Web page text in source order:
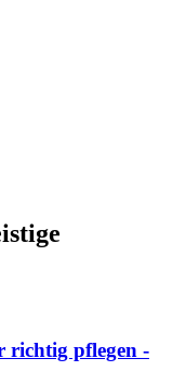
richtig pflegen -